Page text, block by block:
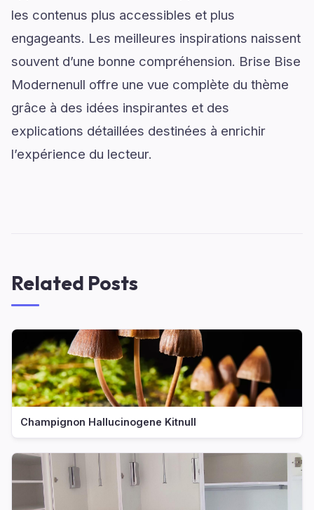
les contenus plus accessibles et plus
engageants. Les meilleures inspirations naissent
souvent d’une bonne compréhension. Brise Bise
Modernenull offre une vue complète du thème
grâce à des idées inspirantes et des
explications détaillées destinées à enrichir
l’expérience du lecteur.
Related Posts
Champignon Hallucinogene Kitnull